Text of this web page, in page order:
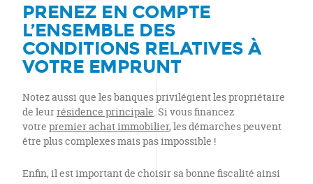
PRENEZ EN COMPTE
L’ENSEMBLE DES
CONDITIONS RELATIVES À
VOTRE EMPRUNT
Notez aussi que les banques privilégient les propriétaire
de leurrésidence principale. Si vous financez
votre premier achat immobilier, les démarches peuvent
être plus complexes mais pas impossible !
Enfin, il est important de choisir sa bonne fiscalité ainsi